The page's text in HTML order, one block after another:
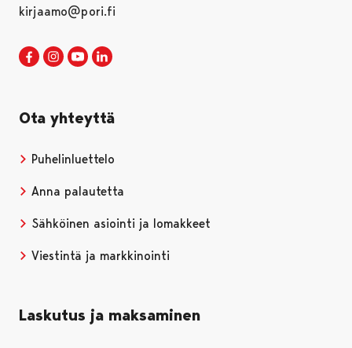
kirjaamo@pori.fi
Porin kaupunki Facebookissa
Avautuu uudessa välilehdessä
Porin kaupunki Instagramissa
Avautuu uudessa välilehdessä
Porin kaupunki Youtubessa
Avautuu uudessa välilehdessä
Ota yhteyttä
Puhelinluettelo
Anna palautetta
Sähköinen asiointi ja lomakkeet
Viestintä ja markkinointi
Laskutus ja maksaminen